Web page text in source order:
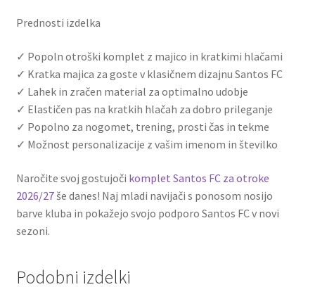
Prednosti izdelka
✓ Popoln otroški komplet z majico in kratkimi hlačami
✓ Kratka majica za goste v klasičnem dizajnu Santos FC
✓ Lahek in zračen material za optimalno udobje
✓ Elastičen pas na kratkih hlačah za dobro prileganje
✓ Popolno za nogomet, trening, prosti čas in tekme
✓ Možnost personalizacije z vašim imenom in številko
Naročite svoj gostujoči komplet Santos FC za otroke
2026/27še danes! Naj mladi navijači s ponosom nosijo
barve kluba in pokažejo svojo podporo Santos FC v novi
sezoni.
Podobni izdelki